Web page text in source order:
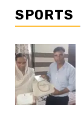
SPORTS